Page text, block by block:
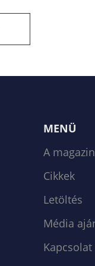
MENÜ
A magazin
Cikkek
Letöltés
Média
Kapcsolat